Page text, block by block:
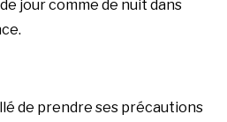
jour comme de nuit dans
de prendre ses précautions